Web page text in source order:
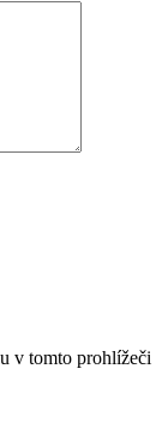
v tomto prohlížeči